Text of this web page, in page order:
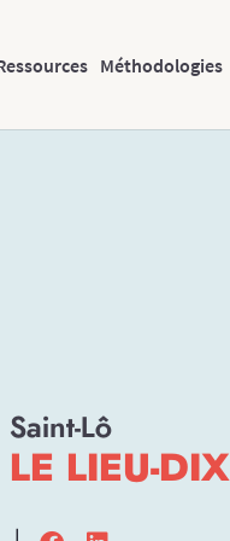
Méthodologies
Saint-Lô
LE LIEU-DIX